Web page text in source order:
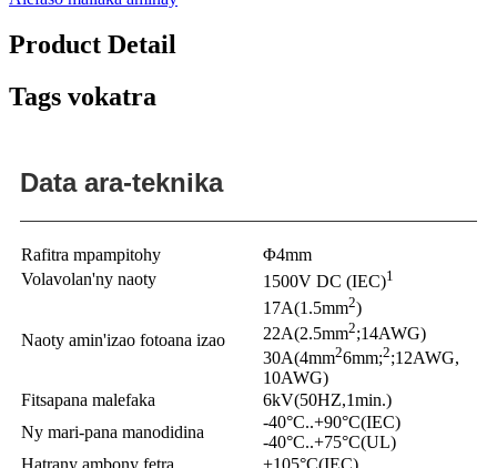
Product Detail
Tags vokatra
Data ara-teknika
Rafitra mpampitohy
Φ4mm
Volavolan'ny naoty
1500V DC (IEC)1
Naoty amin'izao fotoana izao
17A(1.5mm2)
22A(2.5mm2;14AWG)
30A(4mm26mm;2;12AWG,
10AWG)
Fitsapana malefaka
6kV(50HZ,1min.)
Ny mari-pana manodidina
-40°C..+90°C(IEC)
-40°C..+75°C(UL)